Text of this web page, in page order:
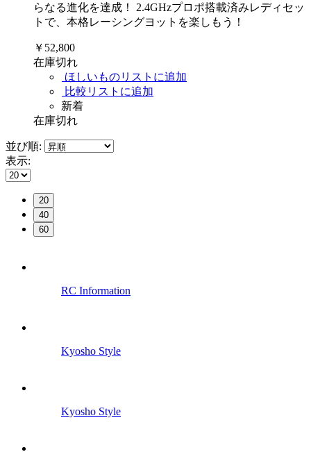
らなる進化を達成！ 2.4GHzプロポ搭載済みレディセッ
トで、本格レーシングヨットを楽しもう！
￥52,800
在庫切れ
ほしいものリストに追加
比較リストに追加
新着
在庫切れ
並び順:
表示:
20
40
60
RC Information
Kyosho Style
Kyosho Style